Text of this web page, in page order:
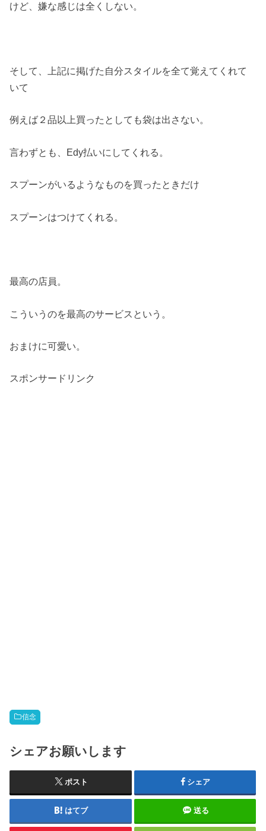
けど、嫌な感じは全くしない。
そして、上記に掲げた自分スタイルを全て覚えてくれて
いて
例えば２品以上買ったとしても袋は出さない。
言わずとも、Edy払いにしてくれる。
スプーンがいるようなものを買ったときだけ
スプーンはつけてくれる。
最高の店員。
こういうのを最高のサービスという。
おまけに可愛い。
スポンサードリンク
信念
シェアお願いします
ポスト シェア
はてブ 送る